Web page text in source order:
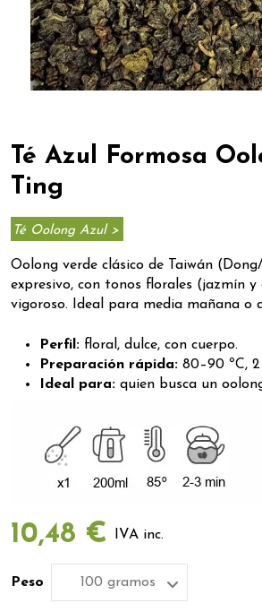
Té Azul Formosa
Ting
Té Oolong Azul >
Oolong verde clásico de Taiwán
expresivo, con tonos florales (jazmín
vigoroso. Ideal para media mañana o
Perfil: floral, dulce, con cuerpo.
Preparación rápida: 80–90 ºC,
Ideal para: quien busca un
10,48 € IVA inc.
Peso